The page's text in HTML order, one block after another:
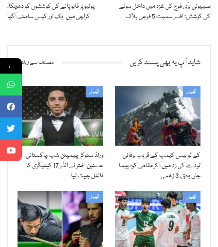
صیہونی برّی فوج کی غزہ میں داخل ہونے
کی کوشش؛ افسر سمیت 5 فوجی ہلاک
پولیو پر قابو پانے کی کوششوں کو دھچکا،
کراچی میں ایک اور کیس سامنے آگیا
شاید آپ یہ بھی پسند کریں مصنف سے زیادہ
کھیل
کے ٹو بیس کیمپ کے قریب برفانی
تودے کی زد میں آکر مقامی کوہ پیما
جاں بحق، 3 زخمی
کھیل
ورلڈ سنوکر چیمپئن شپ ،پاکستانی
حسنین اختر نے انڈر 17 کیٹیگری کا
ٹائٹل جیت لیا
کھیل کھیل
←